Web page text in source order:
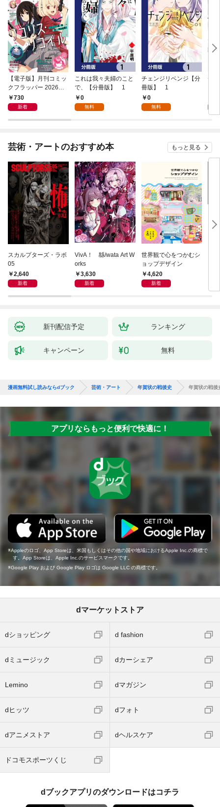
【電子版】月刊コミッ
クフラッパー 2026年9
月号730
新着
これは我々夫婦のこと
で、【分冊版】 1
0
無料
チェンジリベンジ【分
冊版】 1
0
無料
チ
芸術・アートのおすすめ本 もっと見る
スカルプターズ・ラボ
05
2,640
新着
VivA！ 緜/wata Art W
orks
3,630
新着
世界観で心をつかむシ
ョップデザイン
4,620
新着
新刊配信予定 ランキング
キャンペーン 無料
漫画無料試し読みならdブック 芸術・アート 年賀状の戦後史 年賀状の戦後
アプリならもっと便利で快適に！
Appleのロゴ、App Storeは、米国もしくはその他の国や地域におけるApple Inc.の商標で
す。App Storeは、Apple Inc.のサービスマークです。
Google Play および Google Play ロゴは Google LLC の商標です。
dマーケットストア
dショッピング d fashion
dミュージック dカーシェア
Lemino dマガジン
dヒッツ dフォト
dアニメストア dヘルスケア
ドコモスポーツくじ
dブックアプリのダウンロードはコチラ